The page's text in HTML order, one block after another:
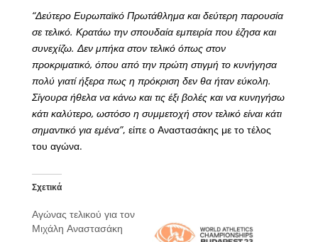
“Δεύτερο Ευρωπαϊκό Πρωτάθλημα και δεύτερη παρουσία
σε τελικό. Κρατάω την σπουδαία εμπειρία που έζησα και
συνεχίζω. Δεν μπήκα στον τελικό όπως στον
προκριματικό, όπου από την πρώτη στιγμή το κυνήγησα
πολύ γιατί ήξερα πως η πρόκριση δεν θα ήταν εύκολη.
Σίγουρα ήθελα να κάνω και τις έξι βολές και να κυνηγήσω
κάτι καλύτερο, ωστόσο η συμμετοχή στον τελικό είναι κάτι
σημαντικό για εμένα”, είπε ο Αναστασάκης με το τέλος
του αγώνα.
Σχετικά
Αγώνας τελικού για τον
Μιχάλη Αναστασάκη